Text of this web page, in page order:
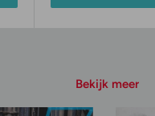
Bekijk meer